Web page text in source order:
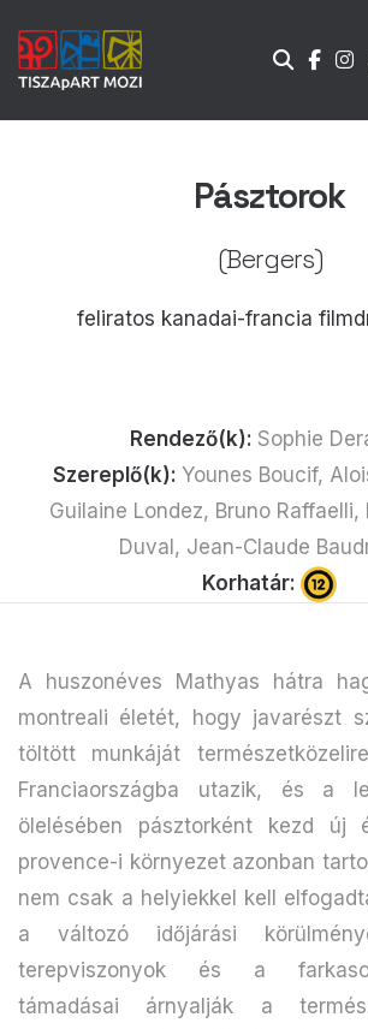
Pásztorok
(Bergers)
feliratos kanadai-francia
Rendező(k): Sophie
Szereplő(k): Younes Boucif,
Guilaine Londez, Bruno Raffaelli,
Duval, Jean-Claude
Korhatár:
A huszonéves Mathyas hátra
montreali életét, hogy javarészt
töltött munkáját
Franciaországba utazik, és a
ölelésében pásztorként kezd új
provence-i környezet azonban
nem csak a helyiekkel kell
a változó időjárási
terepviszonyok és a
támadásai árnyalják a